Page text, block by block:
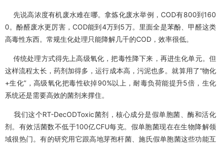
先说高浓度有机废水难在哪。拿炼化废水举例，COD有800到160
0。酚醛废水更厉害，COD能到4万到5万。里面全是苯酚、甲醛这类
高毒性东西。常规生化处理只能降解几千的COD，效率很低。
传统处理方式得先上高级氧化，把毒性降下来，再进生化单元。但
这样流程太长，药剂加得多，运行成本高，污泥也多。就算用了“物化
+生化”，高级氧化把毒性砍掉90%以上，耐毒负荷能提升5倍，生化
系统还是需要高效的菌剂来撑住。
我们这个RT-DecODToxic菌剂，核心成分是假单胞菌、酶和活化
剂。有效活菌数不低于100亿CFU每克。假单胞菌现在在生物降解领
域很热门。有的研究用它跟高地芽孢杆菌、施氏假单胞菌这些功能互